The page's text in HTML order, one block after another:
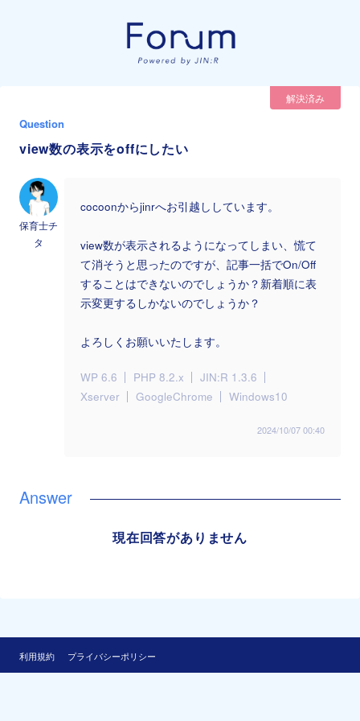
解決済み
Question
view数の表示をoffにしたい
保育士チ
タ
cocoonからjinrへお引越ししています。
view数が表示されるようになってしまい、慌て
て消そうと思ったのですが、記事一括でOn/Off
することはできないのでしょうか？新着順に表
示変更するしかないのでしょうか？
よろしくお願いいたします。
WP 6.6 PHP 8.2.x
JIN:R 1.3.6
Xserver
GoogleChrome Windows10
2024/10/07 00:40
現在回答がありません
利用規約 プライバシーポリシー